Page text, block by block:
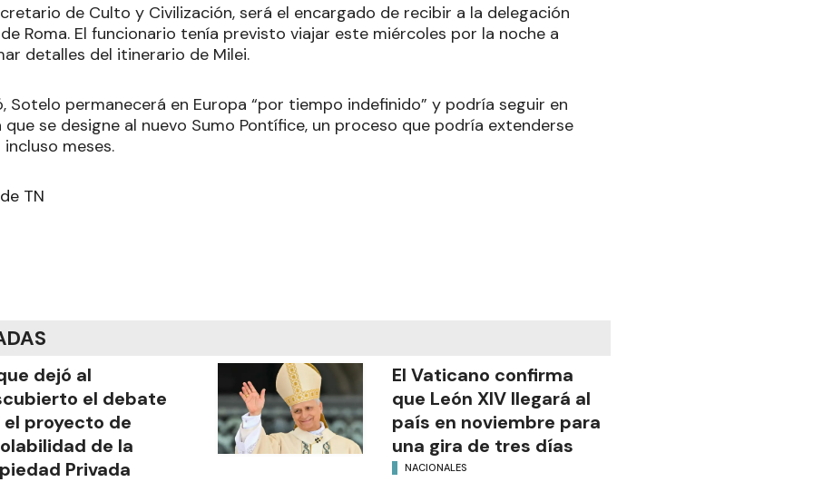
de Culto y Civilización, será el encargado de recibir a la delegación
Roma. El funcionario tenía previsto viajar este miércoles por la noche a
detalles del itinerario de Milei.
Sotelo permanecerá en Europa “por tiempo indefinido” y podría seguir en
se designe al nuevo Sumo Pontífice, un proceso que podría extenderse
meses.
TN
dejó al
el debate
proyecto de
de la
Privada
El Vaticano confirma
que León XIV llegará al
país en noviembre para
una gira de tres días
NACIONALES